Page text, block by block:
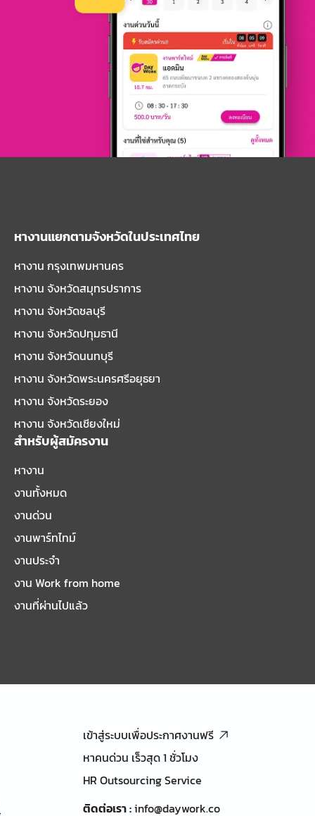
หางานแยกตามจังหวัดในประเทศไทย
หางาน กรุงเทพมหานคร
หางาน จังหวัดสมุทรปราการ
หางาน จังหวัดชลบุรี
หางาน จังหวัดปทุมธานี
หางาน จังหวัดนนทบุรี
หางาน จังหวัดพระนครศรีอยุธยา
หางาน จังหวัดระยอง
หางาน จังหวัดเชียงใหม่
สำหรับผู้สมัครงาน
หางาน
งานทั้งหมด
งานด่วน
งานพาร์ทไทม์
งานประจำ
งาน Work from home
งานที่ผ่านไปแล้ว
เข้าสู่ระบบเพื่อประกาศงานฟรี
หาคนด่วน เร็วสุด 1 ชั่วโมง
HR Outsourcing Service
ติดต่อเรา:info@daywork.co